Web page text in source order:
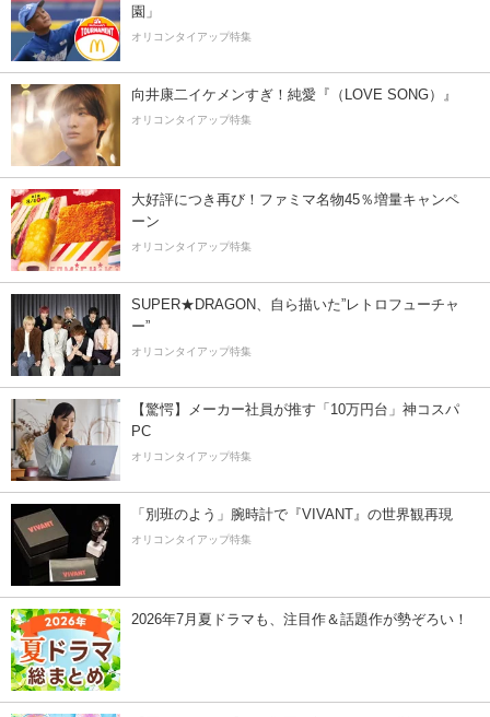
園」
オリコンタイアップ特集
向井康二イケメンすぎ！純愛『（LOVE SONG）』
オリコンタイアップ特集
大好評につき再び！ファミマ名物45％増量キャンペ
ーン
オリコンタイアップ特集
SUPER★DRAGON、自ら描いた”レトロフューチャ
ー”
オリコンタイアップ特集
【驚愕】メーカー社員が推す「10万円台」神コスパ
PC
オリコンタイアップ特集
「別班のよう」腕時計で『VIVANT』の世界観再現
オリコンタイアップ特集
2026年7月夏ドラマも、注目作＆話題作が勢ぞろい！